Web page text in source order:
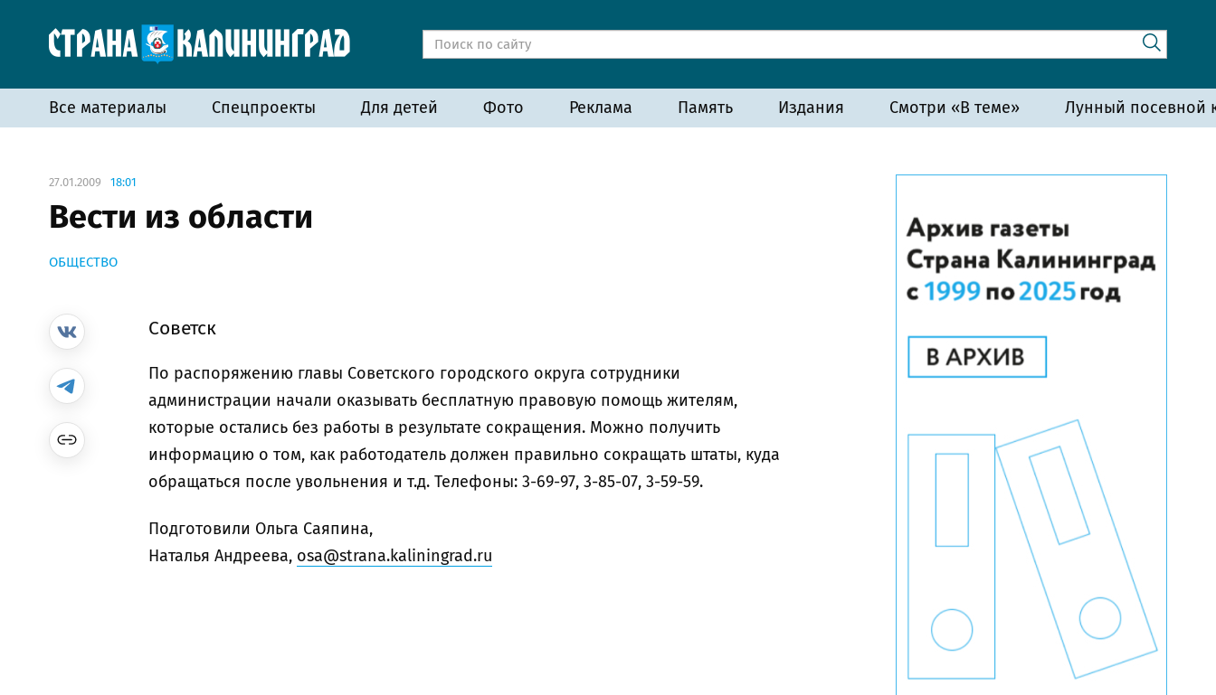
Все материалы Спецпроекты Для детей Фото Реклама Память Издания Смотри «В теме» Лунный посевной
27.01.2009 18:01
Вести из области
ОБЩЕСТВО
Советск
По распоряжению главы Советского городского округа сотрудники
администрации начали оказывать бесплатную правовую помощь жителям,
которые остались без работы в результате сокращения. Можно получить
информацию о том, как работодатель должен правильно сокращать штаты, куда
обращаться после увольнения и т.д. Телефоны: 3-69-97, 3-85-07, 3-59-59.
Подготовили Ольга Саяпина,
Наталья Андреева, osa@strana.kaliningrad.ru